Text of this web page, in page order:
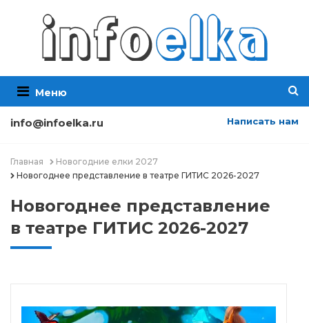
Меню
info@infoelka.ru Написать нам
Главная
Новогодние елки 2027
Новогоднее представление в театре ГИТИС 2026-2027
Новогоднее представление
в театре ГИТИС 2026-2027